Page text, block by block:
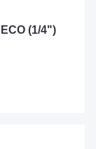
(1/4")